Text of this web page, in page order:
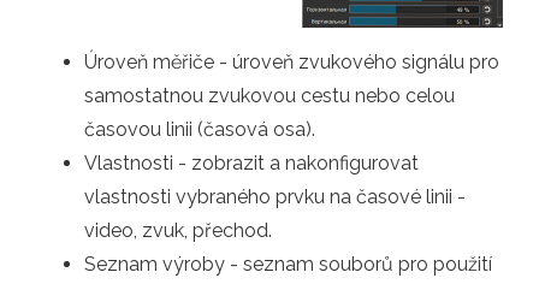
Úroveň měřiče - úroveň zvukového signálu pro
samostatnou zvukovou cestu nebo celou
časovou linii (časová osa).
Vlastnosti - zobrazit a nakonfigurovat
vlastnosti vybraného prvku na časové linii -
video, zvuk, přechod.
Seznam výroby - seznam souborů pro použití